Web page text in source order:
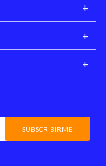
SUBSCRIBIRME